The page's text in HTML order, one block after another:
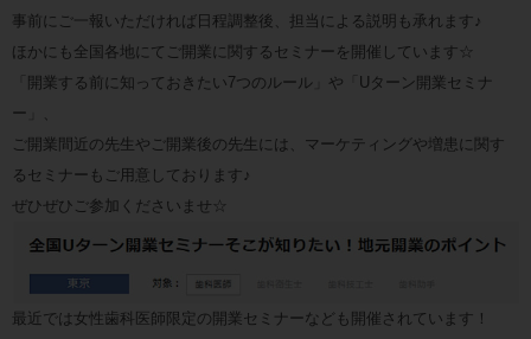
事前にご一報いただければ日程調整後、担当による説明も承れます♪
ほかにも全国各地にてご開業に関するセミナーを開催しています☆
「開業する前に知っておきたい7つのルール」や「Uターン開業セミナ
ー」、
ご開業間近の先生やご開業後の先生には、マーケティングや増患に関す
るセミナーもご用意しております♪
ぜひぜひご参加くださいませ☆
最近では女性歯科医師限定の開業セミナーなども開催されています！